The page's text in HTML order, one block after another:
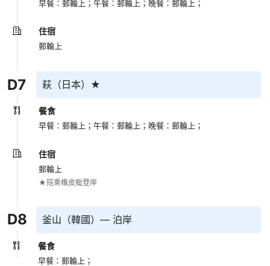
早餐：郵輪上；午餐：郵輪上； 晚餐：郵輪上；
住宿
郵輪上
D7 萩（日本）★
餐食
早餐：郵輪上；午餐：郵輪上； 晚餐：郵輪上；
住宿
郵輪上
D8 釜山（韓國）— 泊岸
餐食
早餐：郵輪上；